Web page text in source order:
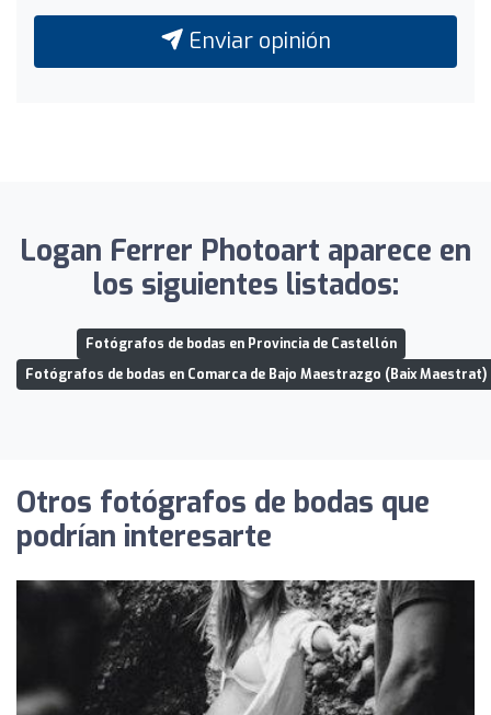
Enviar opinión
Logan Ferrer Photoart aparece en
los siguientes listados:
Fotógrafos de bodas en Provincia de Castellón
Fotógrafos de bodas en Comarca de Bajo Maestrazgo (Baix Maestrat)
Otros fotógrafos de bodas que
podrían interesarte